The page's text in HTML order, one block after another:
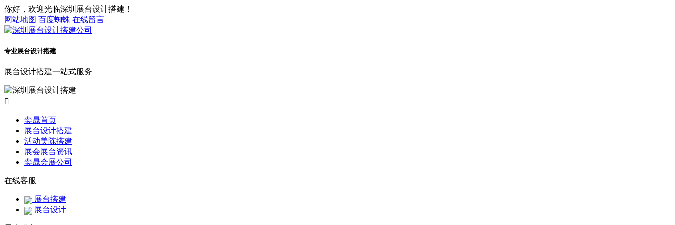
你好，欢迎光临深圳展台设计搭建！
网站地图 百度蜘蛛 在线留言
专业展台设计搭建
展台设计搭建一站式服务

奕晟首页
展台设计搭建
活动美陈搭建
展会展台资讯
奕晟会展公司
在线客服
展台搭建
展台设计